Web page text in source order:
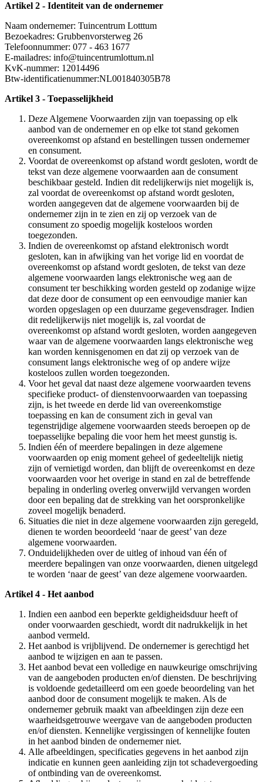
Artikel 2 - Identiteit van de ondernemer
Naam ondernemer: Tuincentrum Lotttum
Bezoekadres: Grubbenvorsterweg 26
Telefoonnummer: 077 - 463 1677
E-mailadres: info@tuincentrumlottum.nl
KvK-nummer: 12014496
Btw-identificatienummer:NL001840305B78
Artikel 3 - Toepasselijkheid
Deze Algemene Voorwaarden zijn van toepassing op elk
aanbod van de ondernemer en op elke tot stand gekomen
overeenkomst op afstand en bestellingen tussen ondernemer
en consument.
Voordat de overeenkomst op afstand wordt gesloten, wordt de
tekst van deze algemene voorwaarden aan de consument
beschikbaar gesteld. Indien dit redelijkerwijs niet mogelijk is,
zal voordat de overeenkomst op afstand wordt gesloten,
worden aangegeven dat de algemene voorwaarden bij de
ondernemer zijn in te zien en zij op verzoek van de
consument zo spoedig mogelijk kosteloos worden
toegezonden.
Indien de overeenkomst op afstand elektronisch wordt
gesloten, kan in afwijking van het vorige lid en voordat de
overeenkomst op afstand wordt gesloten, de tekst van deze
algemene voorwaarden langs elektronische weg aan de
consument ter beschikking worden gesteld op zodanige wijze
dat deze door de consument op een eenvoudige manier kan
worden opgeslagen op een duurzame gegevensdrager. Indien
dit redelijkerwijs niet mogelijk is, zal voordat de
overeenkomst op afstand wordt gesloten, worden aangegeven
waar van de algemene voorwaarden langs elektronische weg
kan worden kennisgenomen en dat zij op verzoek van de
consument langs elektronische weg of op andere wijze
kosteloos zullen worden toegezonden.
Voor het geval dat naast deze algemene voorwaarden tevens
specifieke product- of dienstenvoorwaarden van toepassing
zijn, is het tweede en derde lid van overeenkomstige
toepassing en kan de consument zich in geval van
tegenstrijdige algemene voorwaarden steeds beroepen op de
toepasselijke bepaling die voor hem het meest gunstig is.
Indien één of meerdere bepalingen in deze algemene
voorwaarden op enig moment geheel of gedeeltelijk nietig
zijn of vernietigd worden, dan blijft de overeenkomst en deze
voorwaarden voor het overige in stand en zal de betreffende
bepaling in onderling overleg onverwijld vervangen worden
door een bepaling dat de strekking van het oorspronkelijke
zoveel mogelijk benaderd.
Situaties die niet in deze algemene voorwaarden zijn geregeld,
dienen te worden beoordeeld ‘naar de geest’ van deze
algemene voorwaarden.
Onduidelijkheden over de uitleg of inhoud van één of
meerdere bepalingen van onze voorwaarden, dienen uitgelegd
te worden ‘naar de geest’ van deze algemene voorwaarden.
Artikel 4 - Het aanbod
Indien een aanbod een beperkte geldigheidsduur heeft of
onder voorwaarden geschiedt, wordt dit nadrukkelijk in het
aanbod vermeld.
Het aanbod is vrijblijvend. De ondernemer is gerechtigd het
aanbod te wijzigen en aan te passen.
Het aanbod bevat een volledige en nauwkeurige omschrijving
van de aangeboden producten en/of diensten. De beschrijving
is voldoende gedetailleerd om een goede beoordeling van het
aanbod door de consument mogelijk te maken. Als de
ondernemer gebruik maakt van afbeeldingen zijn deze een
waarheidsgetrouwe weergave van de aangeboden producten
en/of diensten. Kennelijke vergissingen of kennelijke fouten
in het aanbod binden de ondernemer niet.
Alle afbeeldingen, specificaties gegevens in het aanbod zijn
indicatie en kunnen geen aanleiding zijn tot schadevergoeding
of ontbinding van de overeenkomst.